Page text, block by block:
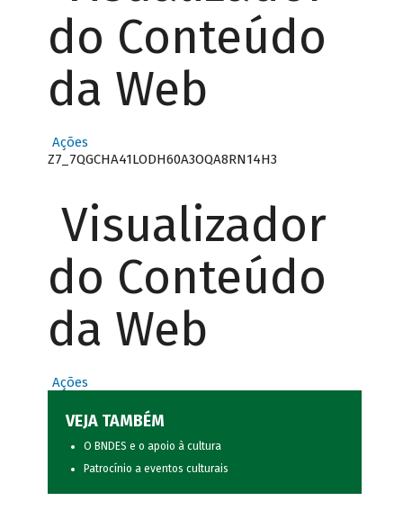
do Conteúdo
da Web
Ações
Z7_7QGCHA41LODH60A3OQA8RN14H3
Visualizador
do Conteúdo
da Web
Ações
VEJA TAMBÉM
O BNDES e o apoio à cultura
Patrocínio a eventos culturais